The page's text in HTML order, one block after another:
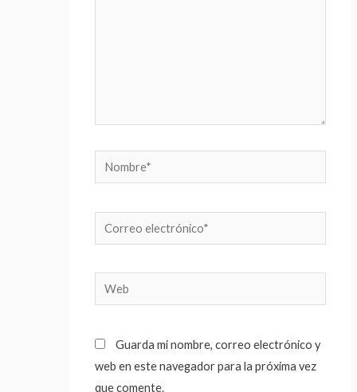
Nombre*
Correo
electrónico*
Web
Guarda mi nombre, correo electrónico y
web en este navegador para la próxima vez
que comente.